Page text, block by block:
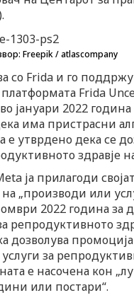
Freepik / atlascompany
со Frida и го
Frida
јануари 2022 година
има пристрасни
е утврдено дека се
здравје
ја прилагоди
„производи или
2022 година за
репродуктивното
дозволува
за
е насочена кон
или постари“.